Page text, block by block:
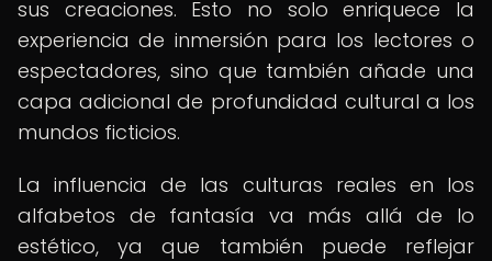
sus creaciones. Esto no solo enriquece la
experiencia de inmersión para los lectores o
espectadores, sino que también añade una
capa adicional de profundidad cultural a los
mundos ficticios.
La influencia de las culturas reales en los
alfabetos de fantasía va más allá de lo
estético, ya que también puede reflejar